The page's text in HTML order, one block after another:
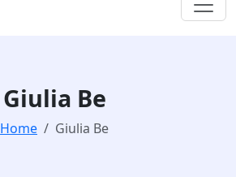
Giulia Be
Home Giulia Be